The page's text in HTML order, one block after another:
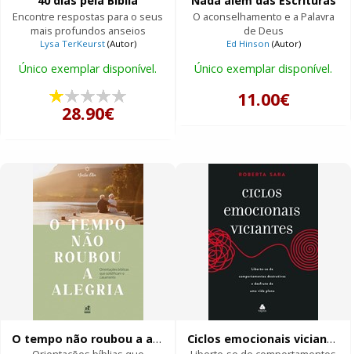
Encontre respostas para o seus
mais profundos anseios
Lysa TerKeurst(Autor)
Único exemplar disponível.
28.90€
O aconselhamento e a Palavra
de Deus
Ed Hinson (Autor)
Único exemplar disponível.
11.00€
O tempo não roubou a alegria Ciclos emocionais viciantes